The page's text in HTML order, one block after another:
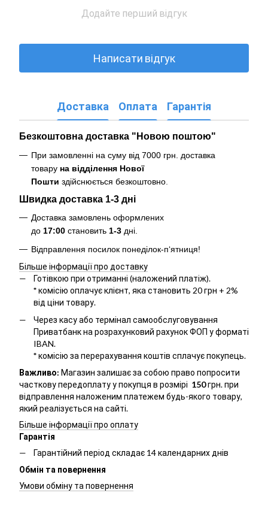
Додайте перший відгук
Написати відгук
Доставка Оплата Гарантія
Безкоштовна доставка "Новою поштою"
При замовленні на суму від 7000 грн. доставка
товару на відділення Нової
Пошти здійснюється безкоштовно
Швидка доставка 1-3 дні
Доставка замовлень оформлених
до 17:00 становить 1-3 дні.
Відправлення посилок понеділок-п‘ятниця!
Більше інформації про доставку
Готівкою при отриманні (наложений платіж).
*комісію оплачує клієнт, яка становить 20 грн + 2%
від ціни товару.
Через касу або термінал самообслуговування
Приватбанк на розрахунковий рахунок ФОП у форматі
IBAN.
*комісію за перерахування коштів сплачує покупець.
Важливо: Магазин залишає за собою право попросити
часткову передоплату у покупця в розмірі 150грн. при
відправлення наложеним платежем будь-якого товару,
який реалізується на сайті.
Більше інформації про оплату
Гарантія
Гарантійний період складає 14 календарних днів
Обмін та повернення
Умови обміну та повернення